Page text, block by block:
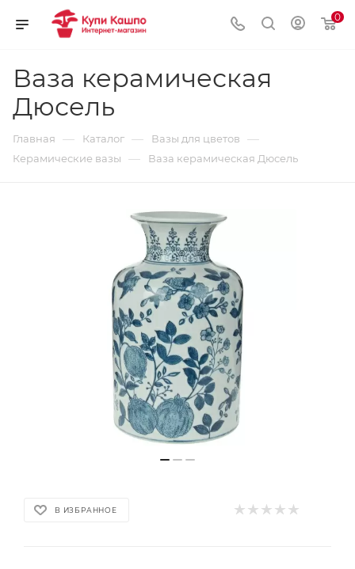
0
Ваза керамическая
Дюсель
Главная — Каталог — Вазы для цветов —
Керамические вазы — Ваза керамическая Дюсель
В ИЗБРАННОЕ